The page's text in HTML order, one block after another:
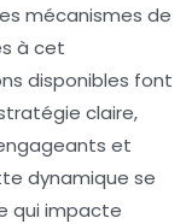
mécanismes de
à cet
disponibles font
claire,
et
dynamique se
qui impacte